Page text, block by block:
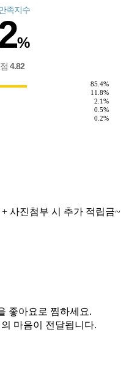
족지수
%
4.82
85.4%
11.8%
2.1%
0.5%
0.2%
사진첨부 시 추가 적립금~
좋아요로 찜하세요.
마음이 전달됩니다.